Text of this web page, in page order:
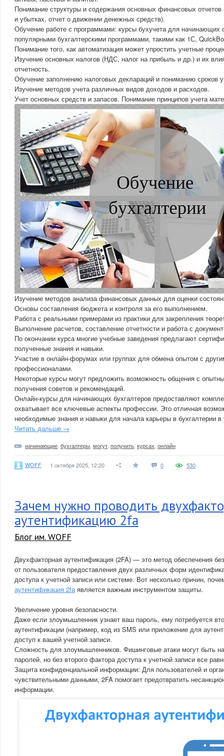
Понимание структуры и содержания основных финансовых
и убытках, отчет о движении денежных средств).
Обучение работе с программами: курсы бухучета для начинающих
популярными бухгалтерскими программами, такими как 1С,
Понимание того, как автоматизация может упростить учетные
Изучение основных налогов (НДС, налог на прибыль и др.) и их
отчетность.
Обучение заполнению налоговых деклараций и пониманию сроков
Изучение методов учета различных видов доходов и расходов.
Учет основных средств и запасов. Понимание принципов учета
Изучение методов анализа финансовых данных для оценки
Основы составления бюджета и контроля за его выполнением.
Работа с реальными примерами из практики для закрепления
Выполнение расчетов, составление отчетности и работа с
По окончании курса многие учебные заведения предлагают
полученные знания и навыки.
Участие в онлайн-форумах или группах для обмена опытом с
профессионалами.
Некоторые курсы могут предложить возможность общения с
получения советов и рекомендаций.
Онлайн-курсы для начинающих бухгалтеров предоставляют
охватывает все ключевые аспекты профессии. Это отличная
необходимые знания и навыки для начала карьеры в бухгалтерии
Читать дальше →
начинающие бухгалтеры могут получить курсах онлайн
WOFF 1 октября 2025, 12:20 0 530
Зачем нужно проводить
аутентификацию 2fa
Блог им. WOFF
Двухфакторная аутентификация (2FA) — это метод обеспечения
от пользователя предоставления двух различных форм
доступа к учетной записи или системе. Вот несколько причин,
аутентификация 2fa является важным инструментом защиты.
Увеличение уровня безопасности.
Даже если злоумышленник узнает ваш пароль, ему потребуется
аутентификации (например, код из SMS или приложение для
доступ к вашей учетной записи.
Сложность для злоумышленников. Фишинговые атаки могут быть
паролей, но без второго фактора доступа к учетной записи все
Защита конфиденциальной информации: Для пользователей и
чувствительными данными, 2FA помогает предотвратить
информации.